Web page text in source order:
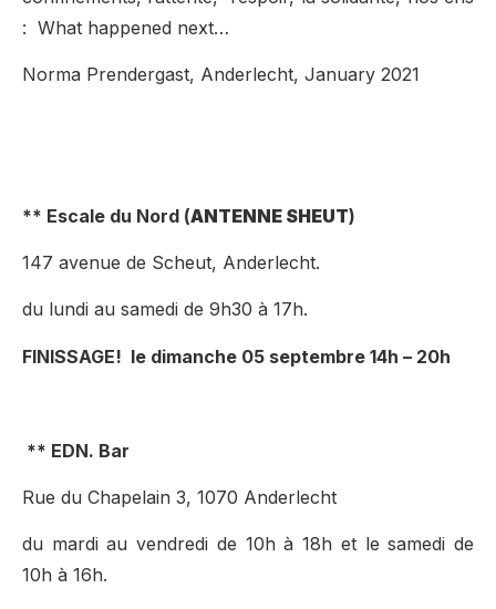
: What happened next…
Norma Prendergast, Anderlecht, January 2021
** Escale du Nord (ANTENNE SHEUT)
147 avenue de Scheut, Anderlecht.
du lundi au samedi de 9h30 à 17h.
FINISSAGE! le dimanche 05 septembre 14h – 20h
** EDN. Bar
Rue du Chapelain 3, 1070 Anderlecht
du mardi au vendredi de 10h à 18h et le samedi de
10h à 16h.